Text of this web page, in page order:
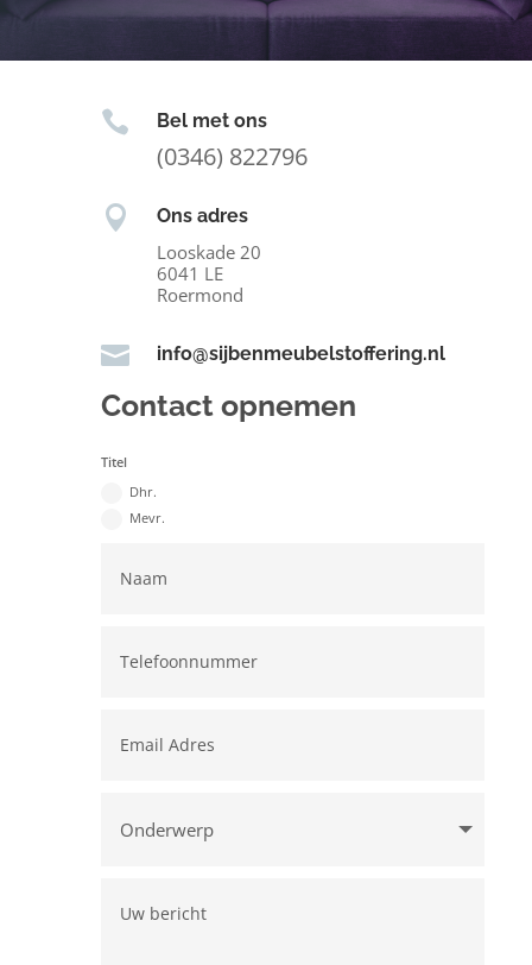
 Bel met ons
(0346) 822796
 Ons adres
Looskade 20
6041 LE
Roermond
 info@sijbenmeubelstoffering.nl
Contact opnemen
Titel
Dhr.
Mevr.